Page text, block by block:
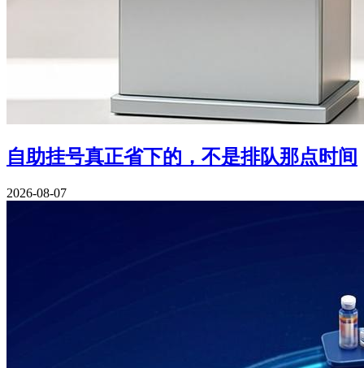
自助挂号真正省下的，不是排队那点时间
2026-08-07